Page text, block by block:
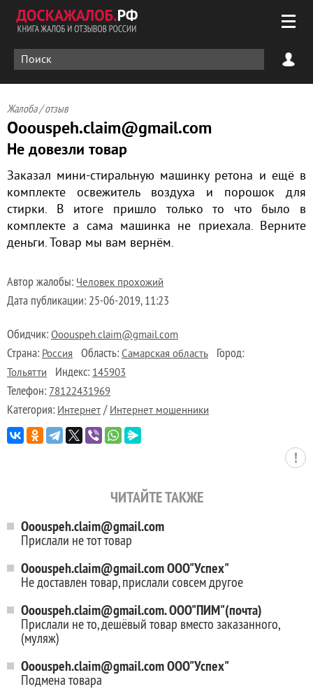
Жалоба / отзыв
Ooouspeh.claim@gmail.com
Не довезли товар
Заказал мини-стиральную машинку ретона и ещё в
комплекте освежитель воздуха и порошок для
стирки. В итоге пришло только то что было в
комплекте а сама машинка не приехала. Верните
деньги. Товар мы вам вернём.
Автор жалобы: Человек прохожий
Дата публикации: 25-06-2019, 11:23
Обидчик: Ooouspeh.claim@gmail.com
Страна: Россия Область: Самарская область Город:
Тольятти Индекс: 145903
Телефон: 78122431969
Категория: Интернет /Интернет мошенники
ЧИТАЙТЕ ТАКЖЕ
Ooouspeh.claim@gmail.com
Прислали не тот товар
Ooouspeh.claim@gmail.com ООО"Успех"
Не доставлен товар, прислали совсем другое
Ooouspeh.claim@gmail.com. ООО"ПИМ"(почта)
Прислали не то, дешёвый товар вместо заказанного,
(муляж)
Ooouspeh.claim@gmail.com ООО"Успех"
Подмена товара